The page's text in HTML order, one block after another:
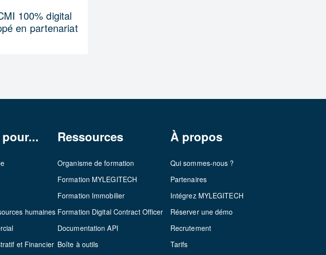
100% digital
en partenariat
humaines
et Financier
Ressources
Organisme de formation
Formation MYLEGITECH
Formation Immobilier
Formation Digital Contract Officer
Documentation API
Boîte à outils
À propos
Qui sommes-nous ?
Partenaires
Intégrez MYLEGITECH
Réserver une démo
Recrutement
Tarifs